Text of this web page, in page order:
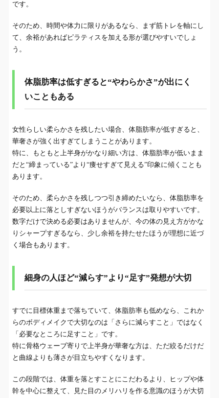
です。
そのため、時間や体力に限りがあるなら、まず筋トレを軸にし
て、余裕があればピラティスを加える形が選びやすいでしょ
う。
体脂肪率は低すぎると“やわらかさ”が出にく
いこともある
女性らしい柔らかさを残したい場合、体脂肪率が低すぎると、
華奢さが強く出すぎてしまうことがあります。
特に、もともと上半身がかなり細い方は、体脂肪率が低いまま
だと“締まっている”より“痩せすぎて見える”印象に傾くことも
あります。
そのため、柔らかさを残しつつ引き締めたいなら、体脂肪率を
必要以上に落としすぎないほうがバランスは取りやすいです。
数字だけで決める必要はありませんが、今の体の見え方がかな
りシャープすぎるなら、少し余裕を持たせたほうが理想に近づ
く場合もあります。
細身の人ほど“減らす”より“足す”発想が大切
すでに目標体重まで落ちていて、体脂肪率も低めなら、これか
らのボディメイクで大切なのは「さらに減らすこと」ではなく
「必要なところに足すこと」です。
特に骨格ウェーブ寄りで上半身が華奢な方は、ただ絞るだけだ
と曲線よりも薄さが目立ちやすくなります。
この段階では、体重を落とすことにこだわるより、ヒップや体
幹を中心に整えて、見た目のメリハリを作る意識のほうが大切